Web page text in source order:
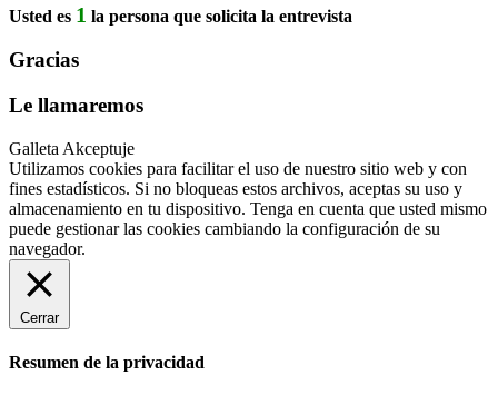
Usted es 1 la persona que solicita la entrevista
Gracias
Le llamaremos
Galleta Akceptuje
Utilizamos cookies para facilitar el uso de nuestro sitio web y con
fines estadísticos. Si no bloqueas estos archivos, aceptas su uso y
almacenamiento en tu dispositivo. Tenga en cuenta que usted mismo
puede gestionar las cookies cambiando la configuración de su
navegador.
Cerrar
Resumen de la privacidad